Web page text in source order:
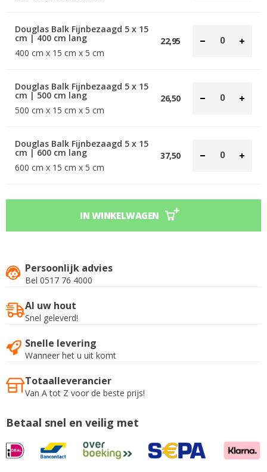
Douglas Balk Fijnbezaagd 5 x 15
cm | 400 cm lang
400 cm x 15 cm x 5 cm
22,95
Douglas Balk Fijnbezaagd 5 x 15
cm | 500 cm lang
500 cm x 15 cm x 5 cm
26,50
Douglas Balk Fijnbezaagd 5 x 15
cm | 600 cm lang
600 cm x 15 cm x 5 cm
37,50
IN WINKELWAGEN
Persoonlijk advies
Bel 0517 76 4000
Al uw hout
Snel geleverd!
Snelle levering
Wanneer het u uit komt
Totaalleverancier
Van A tot Z voor de beste prijs!
Betaal snel en veilig met